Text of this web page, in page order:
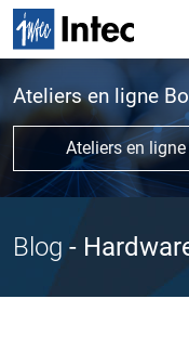
Ateliers en ligne
Ateliers en ligne
Blog -